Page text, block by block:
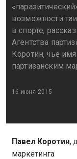
возможности
в спорте,
Агентства
Коротин, чье
партизанским
16 июня 2015
Павел Коротин,
маркетинга